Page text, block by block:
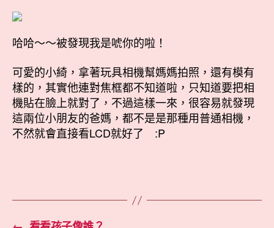
哈哈～～被發現我是唬你的啦！
可愛的小綺，拿著玩具相機幫媽媽拍照，還有模有
樣的，其實他連對焦框都不知道啦，只知道要把相
機貼在臉上就對了，不過這樣一來，很容易就發現
這兩位小朋友的爸媽，都不是是那種用普通相機，
不然就會直接看LCD就好了 :P